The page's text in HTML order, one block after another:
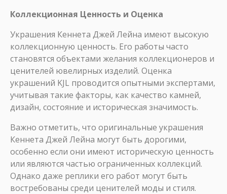
Коллекционная Ценность и Оценка
Украшения Кеннета Джей Лейна имеют высокую
коллекционную ценность. Его работы часто
становятся объектами желания коллекционеров и
ценителей ювелирных изделий. Оценка
украшений KJL проводится опытными экспертами,
учитывая такие факторы, как качество камней,
дизайн, состояние и историческая значимость.
Важно отметить, что оригинальные украшения
Кеннета Джей Лейна могут быть дорогими,
особенно если они имеют историческую ценность
или являются частью ограниченных коллекций.
Однако даже реплики его работ могут быть
востребованы среди ценителей моды и стиля.